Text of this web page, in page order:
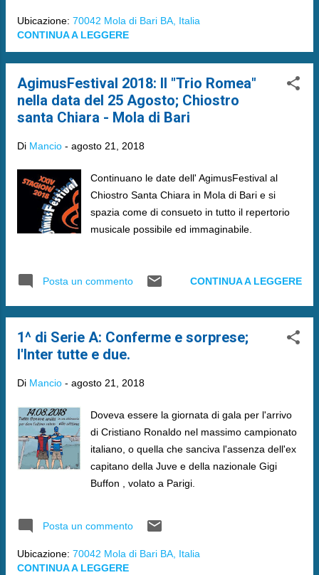
Ubicazione: 70042 Mola di Bari BA, Italia
CONTINUA A LEGGERE
AgimusFestival 2018: Il "Trio Romea"
nella data del 25 Agosto; Chiostro
santa Chiara - Mola di Bari
Di Mancio - agosto 21, 2018
Continuano le date dell' AgimusFestival al
Chiostro Santa Chiara in Mola di Bari e si
spazia come di consueto in tutto il repertorio
musicale possibile ed immaginabile.
Posta un commento CONTINUA A LEGGERE
1^ di Serie A: Conferme e sorprese;
l'Inter tutte e due.
Di Mancio - agosto 21, 2018
Doveva essere la giornata di gala per l'arrivo
di Cristiano Ronaldo nel massimo campionato
italiano, o quella che sanciva l'assenza dell'ex
capitano della Juve e della nazionale Gigi
Buffon , volato a Parigi.
Posta un commento
Ubicazione: 70042 Mola di Bari BA, Italia
CONTINUA A LEGGERE